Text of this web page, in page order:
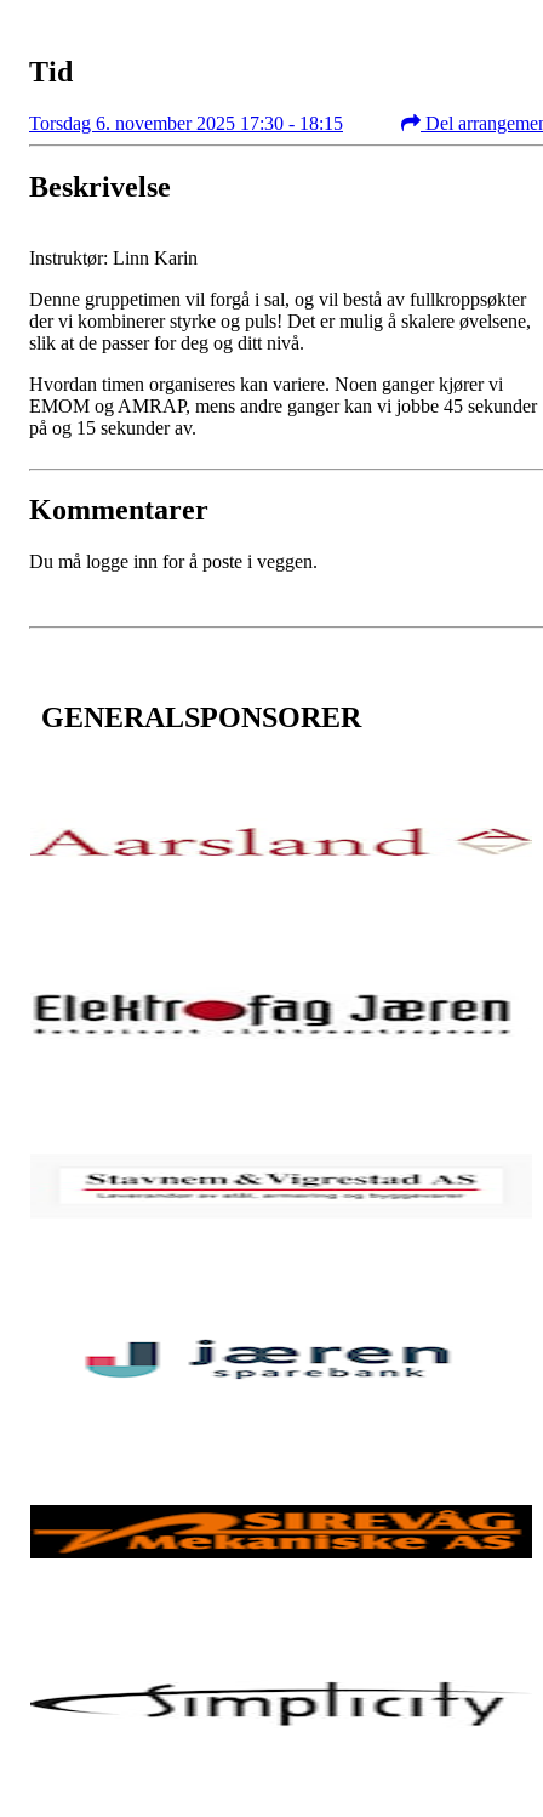
Tid
Torsdag 6. november 2025 17:30 - 18:15 Del
Beskrivelse
Instruktør: Linn Karin
Denne gruppetimen vil forgå i sal, og vil bestå av fullkroppsøkter
der vi kombinerer styrke og puls! Det er mulig å skalere øvelsene,
slik at de passer for deg og ditt nivå.
Hvordan timen organiseres kan variere. Noen ganger kjører vi
EMOM og AMRAP, mens andre ganger kan vi jobbe 45 sekunder
på og 15 sekunder av.
Kommentarer
Du må logge inn for å poste i veggen.
GENERALSPONSORER